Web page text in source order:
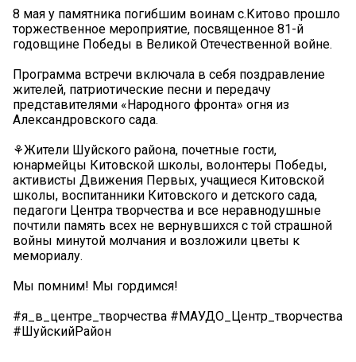
8 мая у памятника погибшим воинам с.Китово прошло
торжественное мероприятие, посвященное 81-й
годовщине Победы в Великой Отечественной войне.
Программа встречи включала в себя поздравление
жителей, патриотические песни и передачу
представителями «Народного фронта» огня из
Александровского сада.
⚘️Жители Шуйского района, почетные гости,
юнармейцы Китовской школы, волонтеры Победы,
активисты Движения Первых, учащиеся Китовской
школы, воспитанники Китовского и детского сада,
педагоги Центра творчества и все неравнодушные
почтили память всех не вернувшихся с той страшной
войны минутой молчания и возложили цветы к
мемориалу.
Мы помним! Мы гордимся!
#я_в_центре_творчества #МАУДО_Центр_творчества
#ШуйскийРайон